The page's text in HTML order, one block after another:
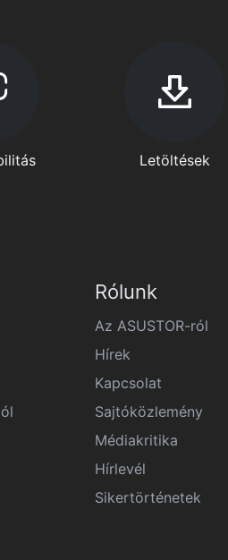
Letöltések
Rólunk
Az ASUSTOR-ról
Hírek
Kapcsolat
Sajtóközlemény
Médiakritika
Hírlevél
Sikertörténetek